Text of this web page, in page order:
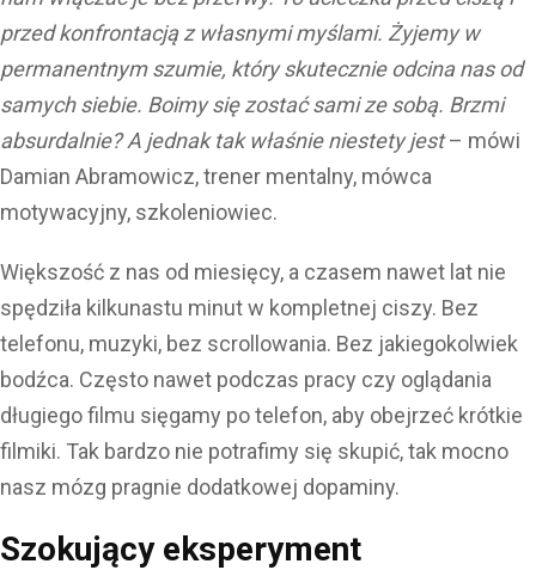
przed konfrontacją z własnymi myślami. Żyjemy w
permanentnym szumie, który skutecznie odcina nas od
samych siebie. Boimy się zostać sami ze sobą. Brzmi
absurdalnie? A jednak tak właśnie niestety jest– mówi
Damian Abramowicz, trener mentalny, mówca
motywacyjny, szkoleniowiec.
Większość z nas od miesięcy, a czasem nawet lat nie
spędziła kilkunastu minut w kompletnej ciszy. Bez
telefonu, muzyki, bez scrollowania. Bez jakiegokolwiek
bodźca. Często nawet podczas pracy czy oglądania
długiego filmu sięgamy po telefon, aby obejrzeć krótkie
filmiki. Tak bardzo nie potrafimy się skupić, tak mocno
nasz mózg pragnie dodatkowej dopaminy.
Szokujący eksperyment